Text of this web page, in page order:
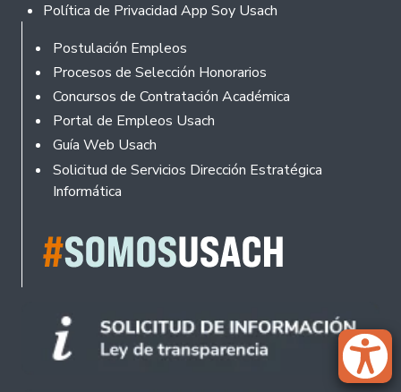
Política de Privacidad App Soy Usach
Rodapé
Postulación Empleos
Procesos de Selección Honorarios
Concursos de Contratación Académica
Portal de Empleos Usach
Guía Web Usach
Solicitud de Servicios Dirección Estratégica
Informática